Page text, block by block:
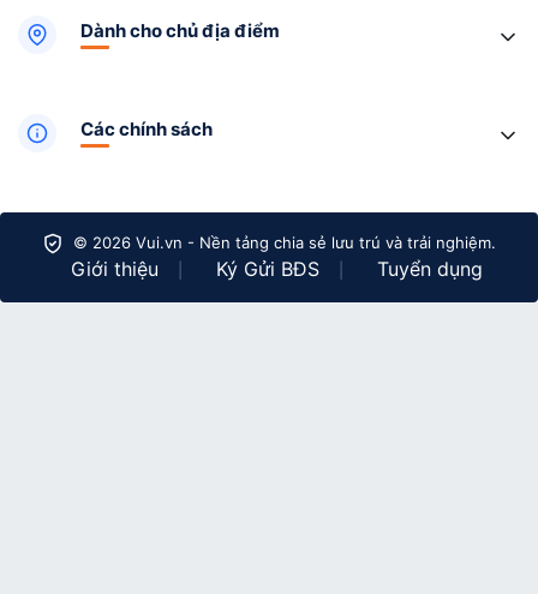
Dành cho chủ địa điểm
Các chính sách
© 2026 Vui.vn - Nền tảng chia sẻ lưu trú và trải nghiệm.
Giới thiệu Ký Gửi BĐS Tuyển dụng